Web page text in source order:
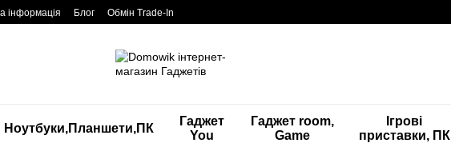
інформація Блог Обмін Trade-In
Ноутбуки,Планшети,ПК
Гаджет
You
Гаджет room,
Game
Ігрові
приставки, ПК